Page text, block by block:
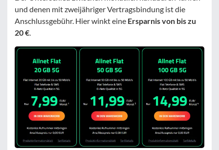
und denen mit zweijähriger Vertragsbindung ist die
Anschlussgebühr. Hier winkt eine Ersparnis von bis zu
20 €